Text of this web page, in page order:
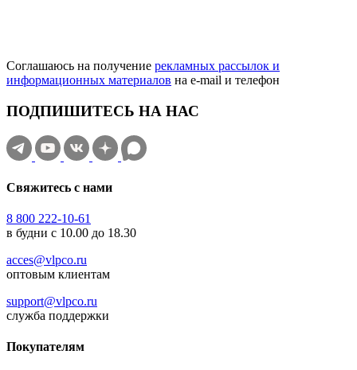
Соглашаюсь на получение рекламных рассылок и
информационных материалов на e‑mail и телефон
ПОДПИШИТЕСЬ НА НАС
Свяжитесь с нами
8 800 222-10-61
в будни с 10.00 до 18.30
acces@vlpco.ru
оптовым клиентам
support@vlpco.ru
служба поддержки
Покупателям